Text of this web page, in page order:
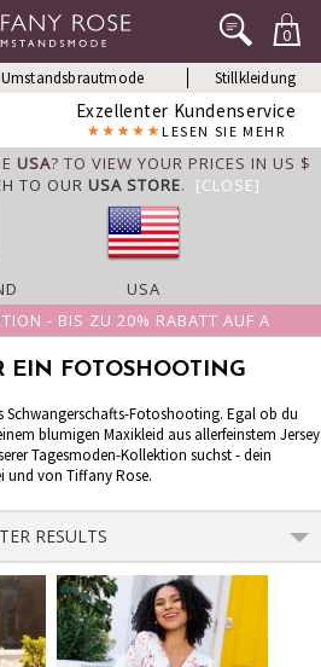
0
Umstandsbrautmode Stillkleidung
Exzellenter Kundenservice
LESEN SIE MEHR
USA? TO VIEW YOUR PRICES IN US $
TO OUR USA STORE. [CLOSE]
USA
- BIS ZU 20% RABATT AUF A
EIN FOTOSHOOTING
Schwangerschafts-Fotoshooting. Egal ob du
blumigen Maxikleid aus allerfeinstem Jersey
Tagesmoden-Kollektion suchst - dein
und von Tiffany Rose.
RESULTS